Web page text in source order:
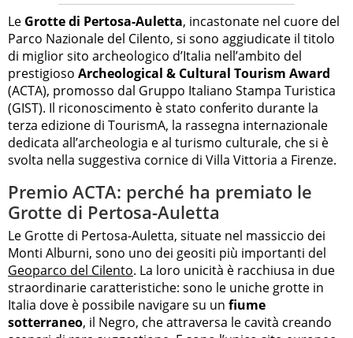
Le Grotte di Pertosa-Auletta, incastonate nel cuore del
Parco Nazionale del Cilento, si sono aggiudicate il titolo
di miglior sito archeologico d’Italia nell’ambito del
prestigioso Archeological & Cultural Tourism Award
(ACTA), promosso dal Gruppo Italiano Stampa Turistica
(GIST). Il riconoscimento è stato conferito durante la
terza edizione di TourismA, la rassegna internazionale
dedicata all’archeologia e al turismo culturale, che si è
svolta nella suggestiva cornice di Villa Vittoria a Firenze.
Premio ACTA: perché ha premiato le
Grotte di Pertosa-Auletta
Le Grotte di Pertosa-Auletta, situate nel massiccio dei
Monti Alburni, sono uno dei geositi più importanti del
Geoparco del Cilento. La loro unicità è racchiusa in due
straordinarie caratteristiche: sono le uniche grotte in
Italia dove è possibile navigare su un fiume
sotterraneo, il Negro, che attraversa le cavità creando